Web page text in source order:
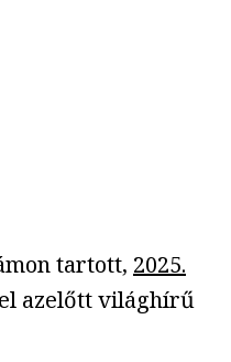
tartott, 2025.
azelőtt világhírű